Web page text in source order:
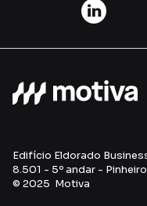
Edifício Eldorado
8.501 - 5º andar -
© 2025 Motiva